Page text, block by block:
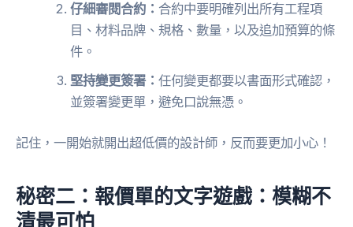
仔細審閱合約： 合約中要明確列出所有工程項
目、材料品牌、規格、數量，以及追加預算的條
件。
堅持變更簽署：任何變更都要以書面形式確認，
並簽署變更單，避免口說無憑。
記住，一開始就開出超低價的設計師，反而要更加小心！
秘密二：報價單的文字遊戲：模糊不
清最可怕